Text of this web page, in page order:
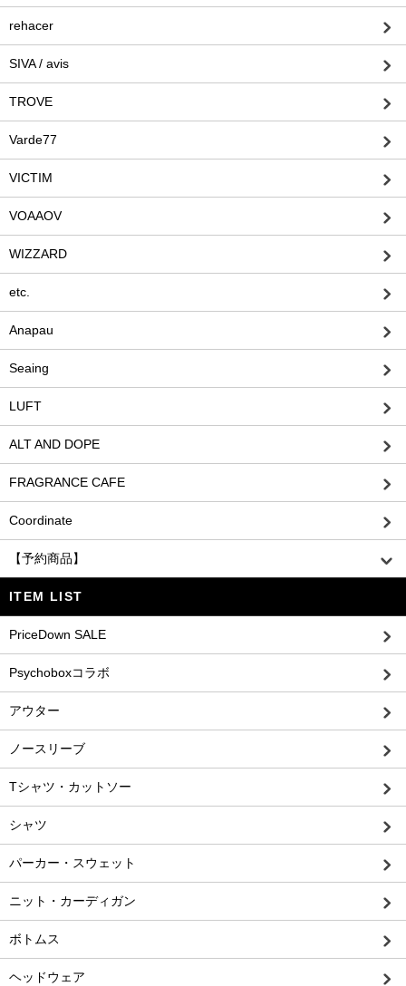
rehacer
SIVA / avis
TROVE
Varde77
VICTIM
VOAAOV
WIZZARD
etc.
Anapau
Seaing
LUFT
ALT AND DOPE
FRAGRANCE CAFE
Coordinate
【予約商品】
ITEM LIST
PriceDown SALE
Psychoboxコラボ
アウター
ノースリーブ
Tシャツ・カットソー
シャツ
パーカー・スウェット
ニット・カーディガン
ボトムス
ヘッドウェア